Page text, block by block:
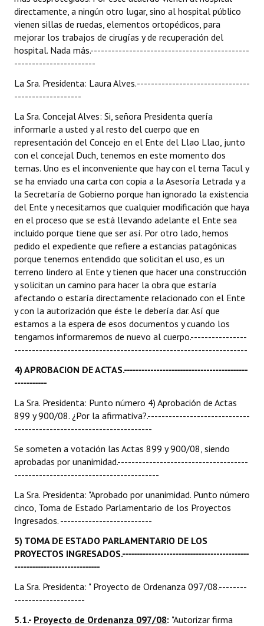
directamente, a ningún otro lugar, sino al hospital público
vienen sillas de ruedas, elementos ortopédicos, para
mejorar los trabajos de cirugías y de recuperación del
hospital. Nada más.---------------------------------------------
-----------------------
La Sra. Presidenta: Laura Alves.--------------------------------
-------------------
La Sra. Concejal Alves: Si, señora Presidenta quería
informarle a usted y al resto del cuerpo que en
representación del Concejo en el Ente del Llao Llao, junto
con el concejal Duch, tenemos en este momento dos
temas. Uno es el inconveniente que hay con el tema Tacul y
se ha enviado una carta con copia a la Asesoría Letrada y a
la Secretaría de Gobierno porque han ignorado la existencia
del Ente y necesitamos que cualquier modificación que haya
en el proceso que se está llevando adelante el Ente sea
incluido porque tiene que ser así. Por otro lado, hemos
pedido el expediente que refiere a estancias patagónicas
porque tenemos entendido que solicitan el uso, es un
terreno lindero al Ente y tienen que hacer una construcción
y solicitan un camino para hacer la obra que estaría
afectando o estaría directamente relacionado con el Ente
y con la autorización que éste le debería dar. Así que
estamos a la espera de esos documentos y cuando los
tengamos informaremos de nuevo al cuerpo.----------------
------------------------------------------------------------------
4) APROBACION DE ACTAS.------------------------------------------
-----------
La Sra. Presidenta: Punto número 4) Aprobación de Actas
899 y 900/08. ¿Por la afirmativa?.-----------------------------
---------------------------------------
Se someten a votación las Actas 899 y 900/08, siendo
aprobadas por unanimidad.-------------------------------------
-----------------------------------------
La Sra. Presidenta: "Aprobado por unanimidad. Punto número
cinco, Toma de Estado Parlamentario de los Proyectos
Ingresados. --------------------------
5) TOMA DE ESTADO PARLAMENTARIO DE LOS
PROYECTOS INGRESADOS.-------------------------------------------
-----------------------------
La Sra. Presidenta: " Proyecto de Ordenanza 097/08.--------
--------------------
5.1.- Proyecto de Ordenanza 097/08: "Autorizar firma